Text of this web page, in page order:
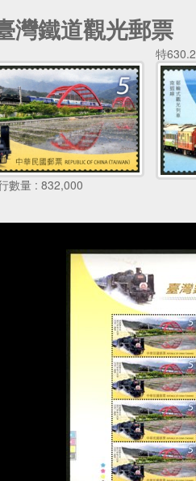
灣鐵道觀光郵票
數量 : 832,000
特630.2